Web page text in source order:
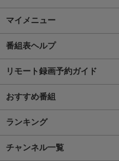
マイメニュー
番組表ヘルプ
リモート録画予約ガイド
おすすめ番組
ランキング
チャンネル一覧